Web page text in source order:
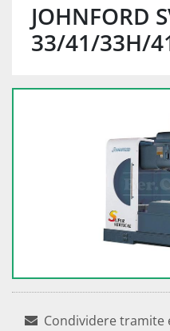
JOHNFORD
33/41/33H/
Condividere tramite